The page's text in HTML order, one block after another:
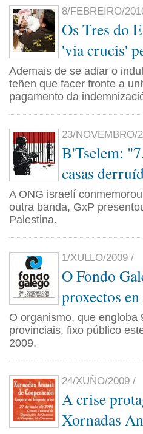
8/FEBREIRO/
Os Tres do
'via crucis'
Ademais de se adiar o
teñen que facer fronte a
pagamento da
23/NOVEMBRO/
B'Tselem:
casas
A ONG israelí
outra banda, GxP
Palestina.
1/XULLO/2009 /
O Fondo
proxectos en
O organismo, que engloba
provinciais, fixo público
2009.
24/XUÑO/2009 /
A crise
Xornadas